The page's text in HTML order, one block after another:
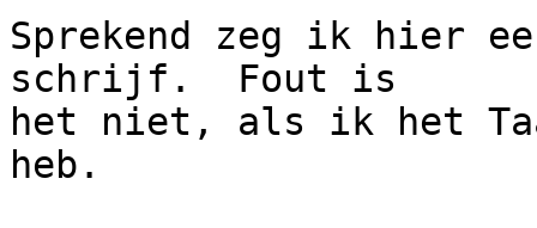
Sprekend zeg ik hier
schrijf.  Fout is
het niet, als ik het
heb.